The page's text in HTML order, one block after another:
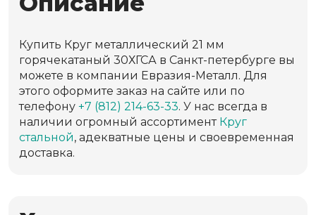
Купить Круг металлический 21 мм
горячекатаный 30ХГСА в Санкт-петербурге вы
можете в компании Евразия-Металл. Для
этого оформите заказ на сайте или по
телефону +7 (812) 214-63-33. У нас всегда в
наличии огромный ассортимент Круг
стальной, адекватные цены и своевременная
доставка.